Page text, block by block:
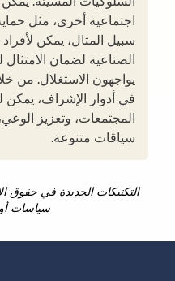
اجتماعية أخرى، مثل
سبيل المثال، يمكن
الصناعية لضمان الامتثال
يواجهون الاستغلال. من
في أدوار الإشراف، يمكن
المجتمعات، وتعزيز
سياقات متنوعة.
التكتيكات الجديدة في حقوق
سياسات